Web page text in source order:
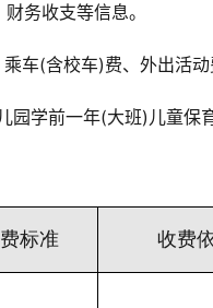
务收支等信息。
(含校车)费、外出活动
学前一年(大班)儿童保育
标准 收费